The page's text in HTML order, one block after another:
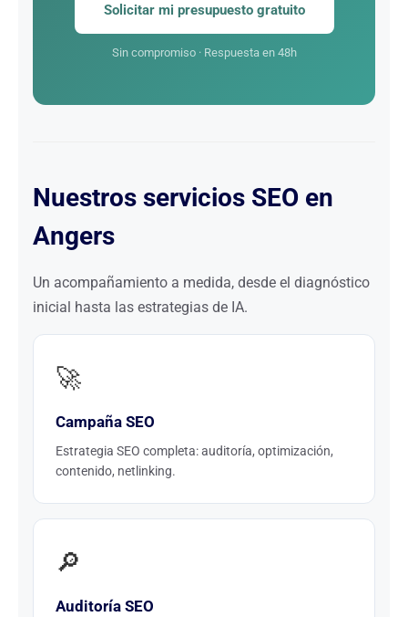
Solicitar mi presupuesto gratuito
Sin compromiso · Respuesta en 48h
Nuestros servicios SEO en
Angers
Un acompañamiento a medida, desde el diagnóstico
inicial hasta las estrategias de IA.
🚀
Campaña SEO
Estrategia SEO completa: auditoría, optimización,
contenido, netlinking.
🔎
Auditoría SEO